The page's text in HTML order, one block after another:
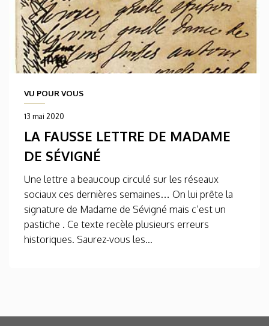
VU POUR VOUS
13 mai 2020
LA FAUSSE LETTRE DE MADAME
DE SÉVIGNÉ
Une lettre a beaucoup circulé sur les réseaux
sociaux ces dernières semaines… On lui prête la
signature de Madame de Sévigné mais c’est un
pastiche . Ce texte recèle plusieurs erreurs
historiques. Saurez-vous les...